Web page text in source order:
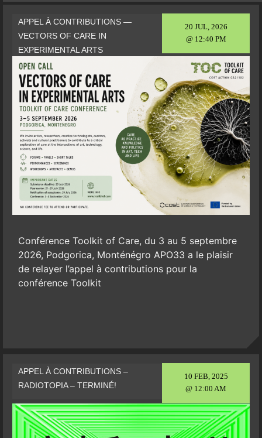
20 JUL, 2026
@ 12:40 PM
APPEL À CONTRIBUTIONS —
VECTORS OF CARE IN
EXPERIMENTAL ARTS
Conférence Toolkit of Care, du 3 au 5 septembre
2026, Podgorica, Monténégro APO33 a le plaisir
de relayer l’appel à contributions pour la
conférence Toolkit
10 FEB, 2025
@ 12:00 AM
APPEL À CONTRIBUTIONS –
RADIOTOPIA – TERMINÉ!